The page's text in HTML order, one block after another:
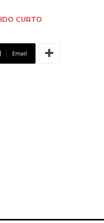
CURTO
Email